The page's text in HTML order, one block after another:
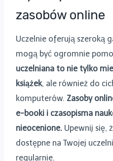
zasobów online
Uczelnie oferują szeroką
mogą być ogromnie
uczelniana to nie tylko
książek, ale również do
komputerów. Zasoby
e-booki i czasopisma
nieocenione. Upewnij się,
dostępne na Twojej
regularnie.